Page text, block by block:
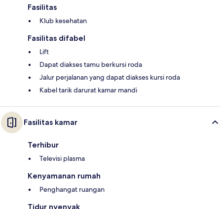
Fasilitas
Klub kesehatan
Fasilitas difabel
Lift
Dapat diakses tamu berkursi roda
Jalur perjalanan yang dapat diakses kursi roda
Kabel tarik darurat kamar mandi
Fasilitas kamar
Terhibur
Televisi plasma
Kenyamanan rumah
Penghangat ruangan
Tidur nyenyak